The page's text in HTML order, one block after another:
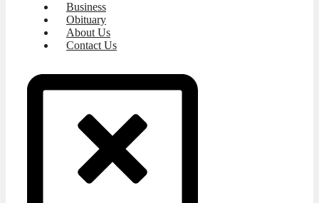
Business
Obituary
About Us
Contact Us